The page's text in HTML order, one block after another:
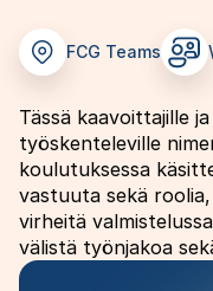
FCG Teams
Tässä kaavoittajille
työskenteleville
koulutuksessa
vastuuta sekä
virheitä
välistä työnjakoa
Image